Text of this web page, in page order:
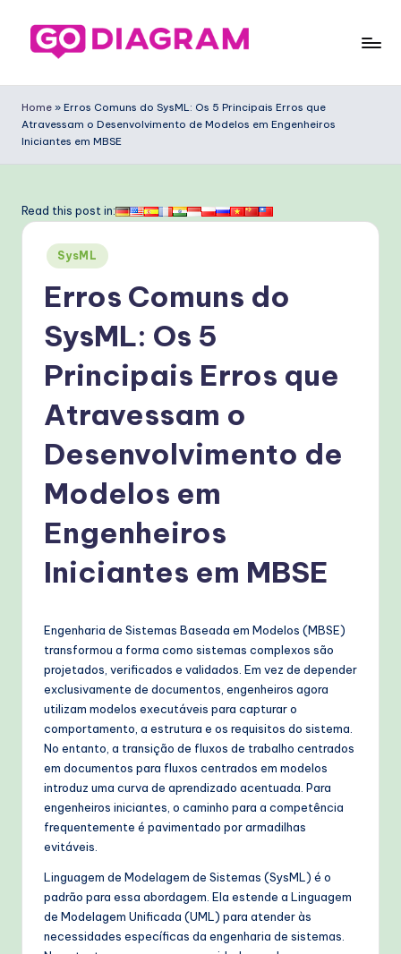
o
D
ra
m
rt
o
A
W
o
fl
Home » Erros Comuns do SysML: Os 5 Principais Erros que
Atravessam o Desenvolvimento de Modelos em Engenheiros
Iniciantes em MBSE
Read this post in:
Posted
in
SysML
Erros Comuns do
SysML: Os 5
Principais Erros que
Atravessam o
Desenvolvimento de
Modelos em
Engenheiros
Iniciantes em MBSE
Engenharia de Sistemas Baseada em Modelos (MBSE)
transformou a forma como sistemas complexos são
projetados, verificados e validados. Em vez de depender
exclusivamente de documentos, engenheiros agora
utilizam modelos executáveis para capturar o
comportamento, a estrutura e os requisitos do sistema.
No entanto, a transição de fluxos de trabalho centrados
em documentos para fluxos centrados em modelos
introduz uma curva de aprendizado acentuada. Para
engenheiros iniciantes, o caminho para a competência
frequentemente é pavimentado por armadilhas
evitáveis.
Linguagem de Modelagem de Sistemas (SysML) é o
padrão para essa abordagem. Ela estende a Linguagem
de Modelagem Unificada (UML) para atender às
necessidades específicas da engenharia de sistemas.